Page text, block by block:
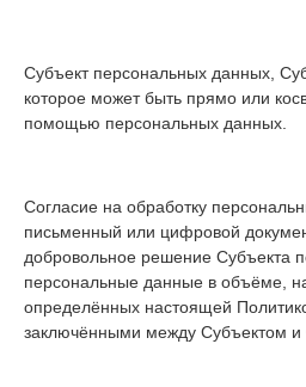
Субъект персональных данных,
которое может быть прямо или
помощью персональных данных.
Согласие на обработку
письменный или цифровой
добровольное решение Субъекта
персональные данные в объёме,
определённых настоящей
заключёнными между Субъектом